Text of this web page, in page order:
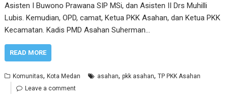
Asisten I Buwono Prawana SIP MSi, dan Asisten II Drs Muhilli
Lubis. Kemudian, OPD, camat, Ketua PKK Asahan, dan Ketua PKK
Kecamatan. Kadis PMD Asahan Suherman…
READ MORE
Komunitas,Kota Medan asahan,pkk asahan,TP PKK Asahan
Leave a comment